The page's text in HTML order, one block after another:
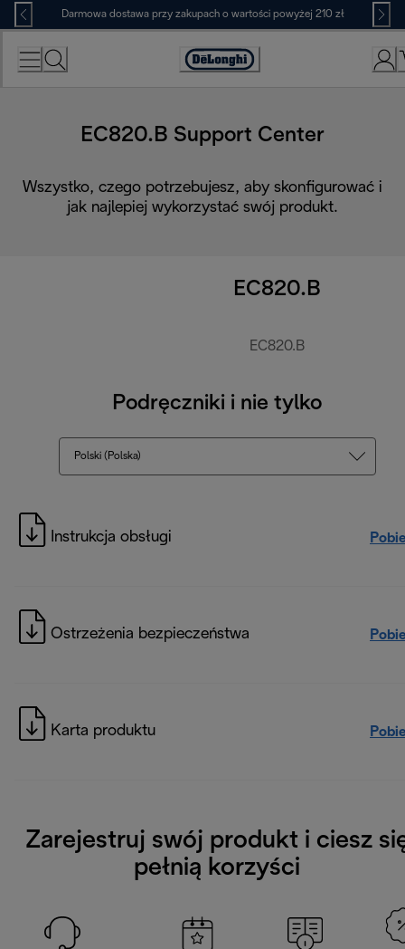
Skip
to
Content
Darmowa dostawa przy zakupach o wartości powyżej 210 zł
Deklaracja
EC820.B Support Center
Wszystko, czego potrzebujesz, aby skonfigurować i
jak najlepiej wykorzystać swój produkt.
EC820.B
EC820.B
Podręczniki i nie tylko
Polski (Polska)
Instrukcja obsługi
Ostrzeżenia bezpieczeństwa
Karta produktu
Zarejestruj swój produkt i ciesz
pełnią korzyści